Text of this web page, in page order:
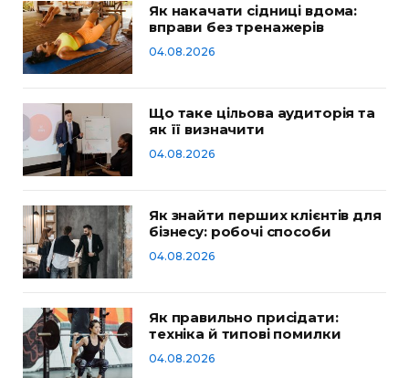
Як накачати сідниці вдома:
вправи без тренажерів
04.08.2026
Що таке цільова аудиторія та
як її визначити
04.08.2026
Як знайти перших клієнтів для
бізнесу: робочі способи
04.08.2026
Як правильно присідати:
техніка й типові помилки
04.08.2026